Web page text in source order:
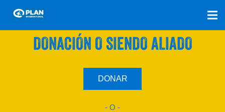
SÚMATE A NUESTRO PLAN CON UNA
DONACIÓN O SIENDO ALIADO
DONAR
- O -